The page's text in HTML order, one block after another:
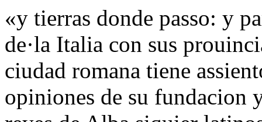
«y tierras donde passo: y
de·la Italia con sus
ciudad romana tiene
opiniones de su fundacion